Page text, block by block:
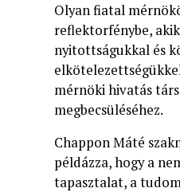
Olyan fiatal
reflektorfénybe,
nyitottságukkal és
mérnöki hivatás
megbecsüléséhez.
Chappon Máté
példázza, hogy a
tapasztalat, a